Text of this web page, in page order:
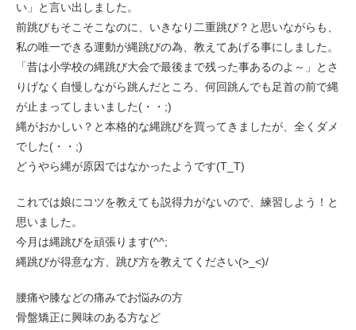
い」と言い出しました。
前跳びもそこそこなのに、いきなり二重跳び？と思いながらも、
私の唯一できる運動が縄跳びの為、教えてあげる事にしました。
「昔は小学校の縄跳び大会で最後まで残った事あるのよ～」とさ
りげなく自慢しながら跳んだところ、何回跳んでも足首の前で縄
が止まってしまいました(・・;)
縄がおかしい？と本格的な縄跳びを買ってきましたが、全くダメ
でした(・・;)
どうやら縄が原因ではなかったようです(T_T)
これでは娘にコツを教えても説得力がないので、練習しよう！と
思いました。
今月は縄跳びを頑張ります(^^;
縄跳びが得意な方、跳び方を教えてください(>_<)/
腰痛や膝などの痛みでお悩みの方
骨盤矯正に興味のある方など